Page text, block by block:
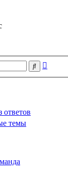
Поиск
ответов
темы